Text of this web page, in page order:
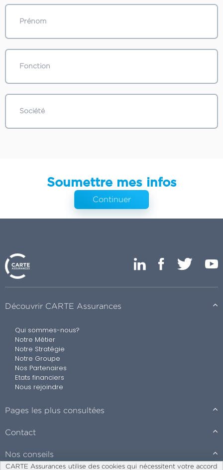
Soumettre mes infos
Continuer
Découvrir CARTE Assurances
Qui sommes-nous?
Notre Métier
Notre Stratégie
Notre Groupe
Nos Partenaires
Etats financiers
Nous rejoindre
Pages les plus consultées
Contact
Nos conseils
CARTE Assurances utilise des cookies qui nécessitent votre accord